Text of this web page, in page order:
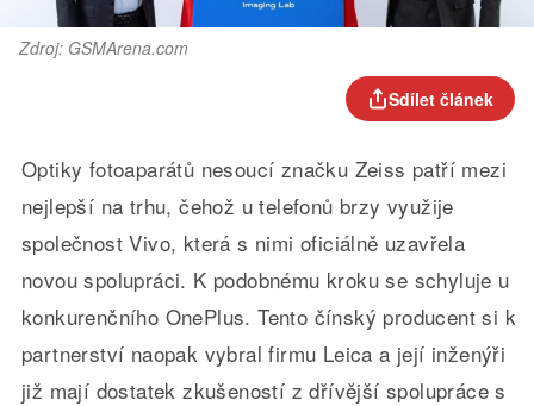
Zdroj: GSMArena.com
Sdílet článek
Optiky fotoaparátů nesoucí značku Zeiss patří mezi
nejlepší na trhu, čehož u telefonů brzy využije
společnost Vivo, která s nimi oficiálně uzavřela
novou spolupráci. K podobnému kroku se schyluje u
konkurenčního OnePlus. Tento čínský producent si k
partnerství naopak vybral firmu Leica a její inženýři
již mají dostatek zkušeností z dřívější spolupráce s